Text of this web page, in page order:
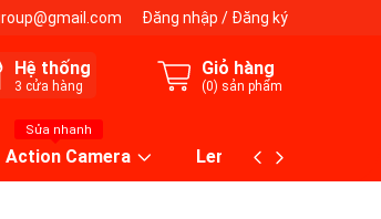
Đăng nhập / Đăng ký
Hệ thống
3 cửa hàng
Giỏ hàng
(0) sản phẩm
Sửa nhanh
Action Camera Lens máy ảnh